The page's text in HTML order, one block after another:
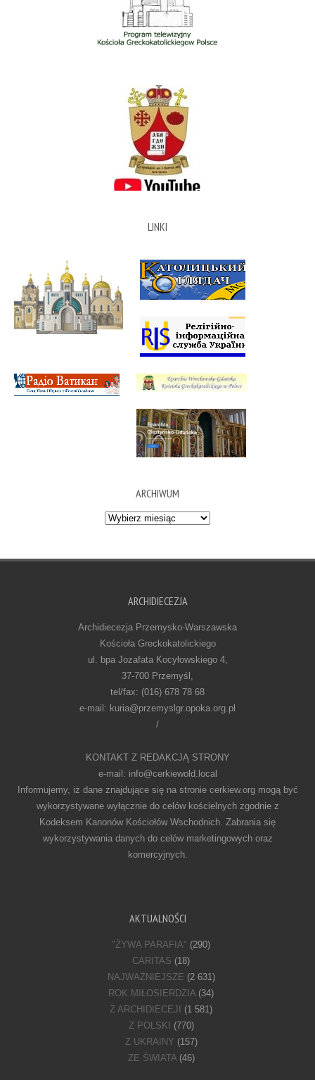
LINKI
ARCHIWUM
Archiwum
ARCHIDIECEZJA
Archidiecezja Przemysko-Warszawska
Kościoła Greckokatolickiego
ul. bpa Jozafata Kocyłowskiego 4,
37-700 Przemyśl,
tel/fax: (016) 678 78 68
e-mail: kuria@przemyslgr.opoka.org.pl
/
KONTAKT Z REDAKCJĄ STRONY
e-mail: info@cerkiewold.local
Informujemy, iż dane znajdujące się na stronie cerkiew.org mogą być
wykorzystywane wyłącznie do celów kościelnych zgodnie z
Kodeksem Kanonów Kościołów Wschodnich. Zabrania się
wykorzystywania danych do celów marketingowych oraz
komercyjnych.
AKTUALNOŚCI
"ŻYWA PARAFIA" (290)
CARITAS (18)
NAJWAŻNIEJSZE (2 631)
ROK MIŁOSIERDZIA (34)
Z ARCHIDIECEJI
(1 581)
Z POLSKI
(770)
Z UKRAINY (157)
ZE ŚWIATA(46)